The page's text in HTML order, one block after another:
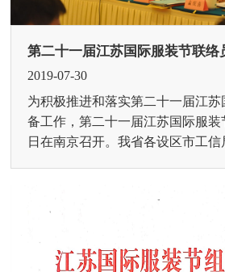
第二十一届江苏国际服装节联络
2019-07-30
为积极推进和落实第二十一届江
备工作，第二十一届江苏国际服装
日在南京召开。我省各设区市工